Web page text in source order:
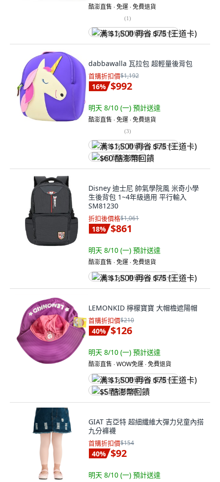
酷澎直售 ∙ 免運 ∙ 免費退貨
(1)
满 $1,500 再省 $75 (王道卡)
dabbawalla 瓦拉包 超輕量後背包
首購折扣價$1,192
16% $992
明天 8/10 (一) 預計送達
酷澎直售 ∙ 免運 ∙ 免費退貨
(3)
满 $1,500 再省 $75 (王道卡)
$60 酷澎幣回饋
Disney 迪士尼 帥氣學院風 米奇小學
生後背包 1~4年級適用 平行輸入
SM81230
折扣後價格$1,061
18% $861
明天 8/10 (一) 預計送達
酷澎直售 ∙ 免運 ∙ 免費退貨
满 $1,500 再省 $75 (王道卡)
LEMONKID 檸檬寶寶 大帽檐遮陽帽
首購折扣價$210
40% $126
明天 8/10 (一) 預計送達
酷澎直售 ∙ WOW免運 ∙ 免費退貨
满 $1,500 再省 $75 (王道卡)
$5 酷澎幣回饋
GIAT 吉亞特 超細纖維大彈力兒童內搭
九分褲襪
首購折扣價$154
40% $92
明天 8/10 (一) 預計送達